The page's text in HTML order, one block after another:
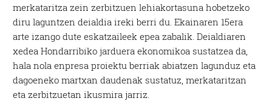
merkataritza zein zerbitzuen lehiakortasuna hobetzeko
diru laguntzen deialdia ireki berri du. Ekainaren 15era
arte izango dute eskatzaileek epea zabalik. Deialdiaren
xedea Hondarribiko jarduera ekonomikoa sustatzea da,
hala nola enpresa proiektu berriak abiatzen lagunduz eta
dagoeneko martxan daudenak sustatuz, merkataritzan
eta zerbitzuetan ikusmira jarriz.